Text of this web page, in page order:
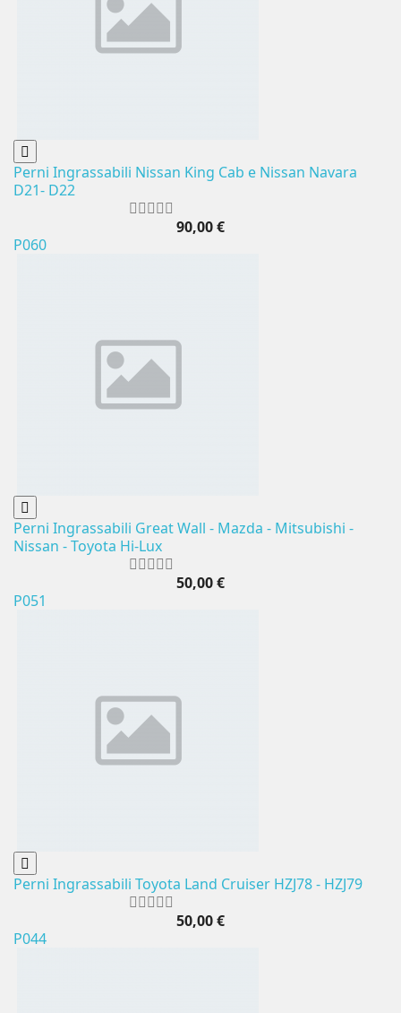
Perni Ingrassabili Nissan King Cab e Nissan Navara
D21- D22
90,00 €
P060
Perni Ingrassabili Great Wall - Mazda - Mitsubishi -
Nissan - Toyota Hi-Lux
50,00 €
P051
Perni Ingrassabili Toyota Land Cruiser HZJ78 - HZJ79
50,00 €
P044